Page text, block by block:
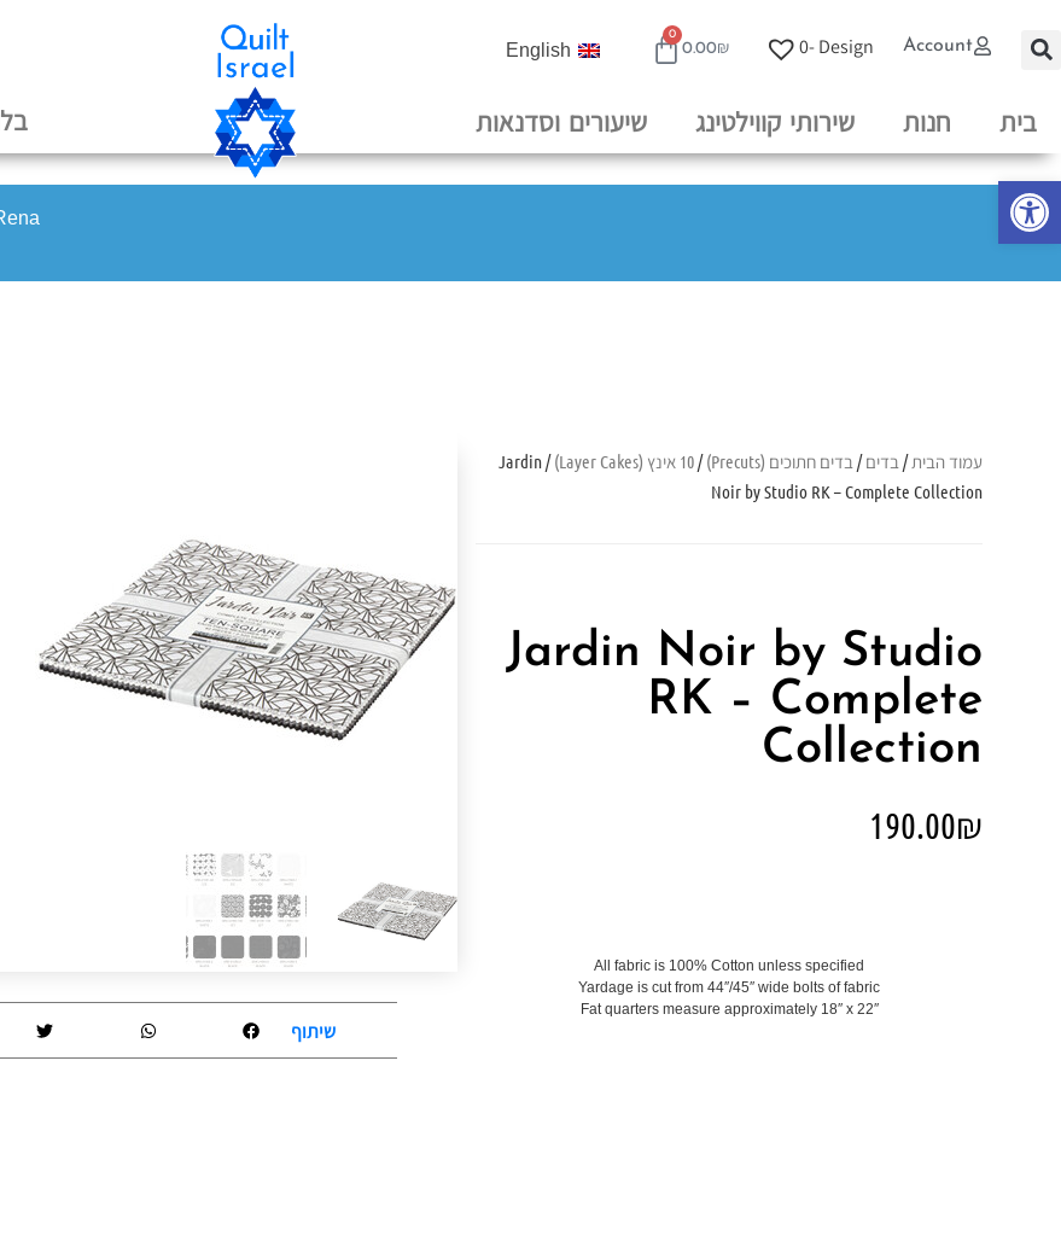
פתח סרגל נגישות
Account
Design -
0
0.00₪
0
English
בית חנות שירותי קווילטינג שיעורים וסדנאות
עמוד הבית/ בדים/ בדים חתוכים (Precuts) /10 אינץ (Layer Cakes)
/ Jardin
Noir by Studio RK – Complete Collection
Jardin Noir by Studio
RK – Complete
Collection
190.00₪
All fabric is 100% Cotton unless specified
Yardage is cut from 44″/45″ wide bolts of fabric
Fat quarters measure approximately 18″ x 22″
שיתוף